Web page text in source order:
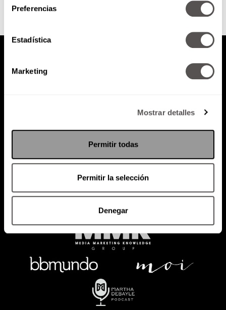
Preferencias
Estadística
Marketing
Mostrar detalles
Permitir todas
Permitir la selección
Denegar
Política de Privacidad
PODCAST RADIO MARTHA EVENTOS
SACA TU ID